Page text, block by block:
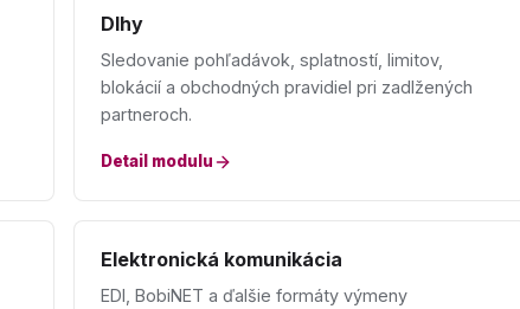
Dlhy
Sledovanie pohľadávok, splatností, limitov,
blokácií a obchodných pravidiel pri zadlžených
partneroch.
Detail modulu
Elektronická komunikácia
EDI, BobiNET a ďalšie formáty výmeny